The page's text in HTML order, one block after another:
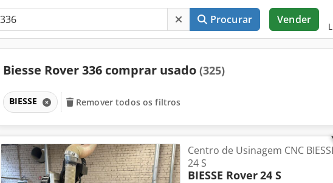
Procurar Vender
Biesse Rover 336 comprar usado (325)
BIESSE Remover todos os filtros
Centro de Usinagem CNC
24 S
BIESSE Rover24 S